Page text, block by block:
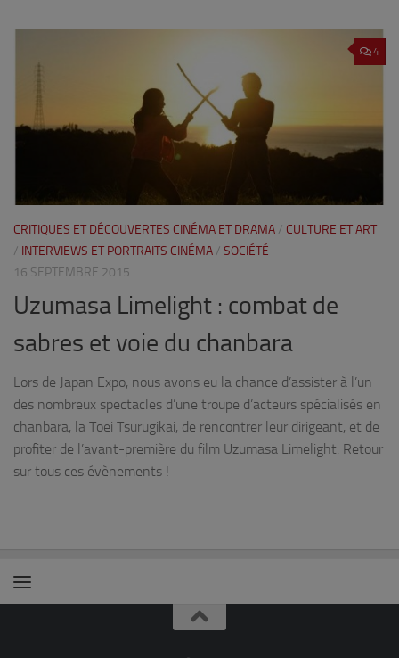
4
CRITIQUES ET DÉCOUVERTES CINÉMA ET DRAMA / CULTURE ET ART
/ INTERVIEWS ET PORTRAITS CINÉMA / SOCIÉTÉ
16 SEPTEMBRE 2015
Uzumasa Limelight : combat de
sabres et voie du chanbara
Lors de Japan Expo, nous avons eu la chance d’assister à l’un
des nombreux spectacles d’une troupe d’acteurs spécialisés en
chanbara, la Toei Tsurugikai, de rencontrer leur dirigeant, et de
profiter de l’avant-première du film Uzumasa Limelight. Retour
sur tous ces évènements !